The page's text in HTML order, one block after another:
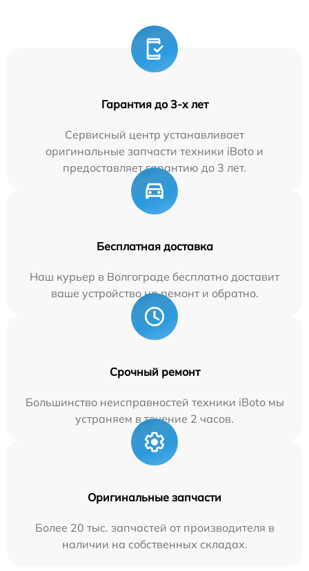
Гарантия до 3-х лет
Сервисный центр устанавливает
оригинальные запчасти техники iBoto и
предоставляет гарантию до 3 лет.
Бесплатная доставка
Наш курьер в Волгограде бесплатно доставит
ваше устройство на ремонт и обратно.
Срочный ремонт
Большинство неисправностей техники iBoto мы
устраняем в течение 2 часов.
Оригинальные запчасти
Более 20 тыс. запчастей от производителя в
наличии на собственных складах.